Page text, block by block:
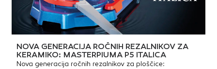
NOVA GENERACIJA ROČNIH REZALNIKOV ZA
KERAMIKO: MASTERPIUMA P5 ITALICA
Nova generacija ročnih rezalnikov za ploščice: